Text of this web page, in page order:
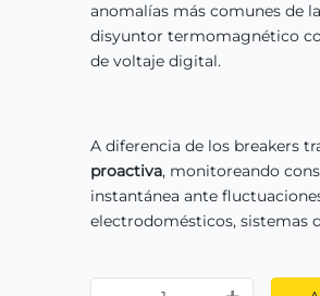
anomalías más comunes de
disyuntor termomagnético
de voltaje digital.
A diferencia de los breakers
proactiva, monitoreando
instantánea ante
electrodomésticos, sistemas